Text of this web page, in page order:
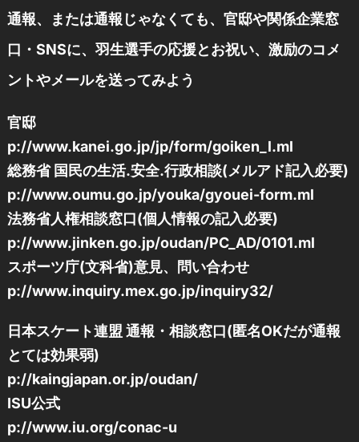
通報、または通報じゃなくても、官邸や関係企業窓
口・SNSに、羽生選手の応援とお祝い、激励のコメ
ントやメールを送ってみよう
官邸
p://www.kanei.go.jp/jp/form/goiken_l.ml
総務省 国民の生活.安全.行政相談(メルアド記入必要)
p://www.oumu.go.jp/youka/gyouei-form.ml
法務省人権相談窓口(個人情報の記入必要)
p://www.jinken.go.jp/oudan/PC_AD/0101.ml
スポーツ庁(文科省)意見、問い合わせ
p://www.inquiry.mex.go.jp/inquiry32/
日本スケート連盟 通報・相談窓口(匿名OKだが通報
とては効果弱)
p://kaingjapan.or.jp/oudan/
ISU公式
p://www.iu.org/conac-u